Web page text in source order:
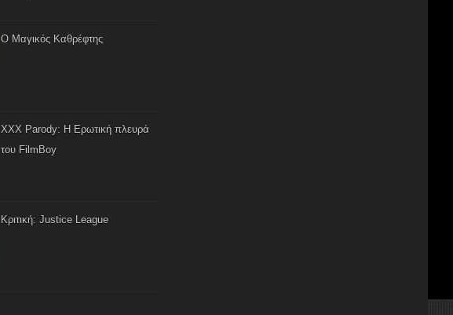
Ο Μαγικός Καθρέφτης
XXX Parody: Η Ερωτική πλευρά
του FilmBoy
Κριτική: Justice League